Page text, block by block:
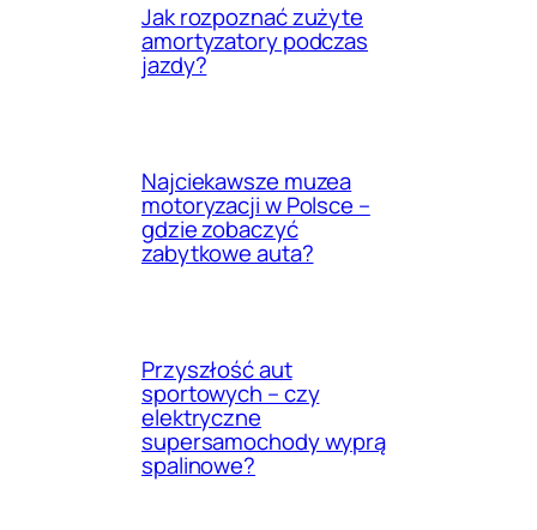
Jak rozpoznać zużyte
amortyzatory podczas
jazdy?
Najciekawsze muzea
motoryzacji w Polsce –
gdzie zobaczyć
zabytkowe auta?
Przyszłość aut
sportowych – czy
elektryczne
supersamochody wyprą
spalinowe?